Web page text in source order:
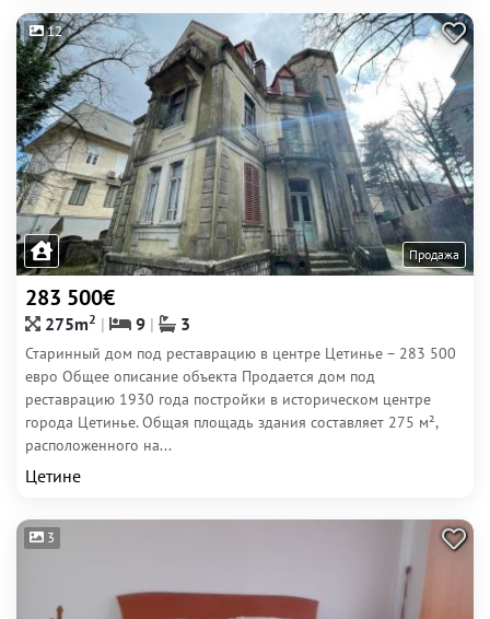
12
Продажа
283 500€
275m2 9 3
Старинный дом под реставрацию в центре Цетинье – 283 500
евро Общее описание объекта Продается дом под
реставрацию 1930 года постройки в историческом центре
города Цетинье. Общая площадь здания составляет 275 м²,
расположенного на...
Цетине
3